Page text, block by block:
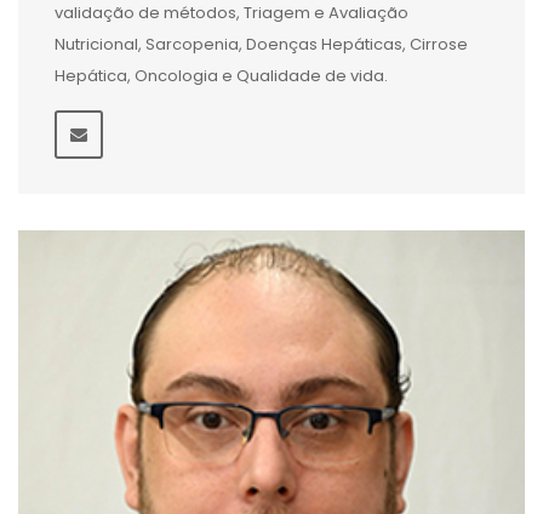
validação de métodos, Triagem e Avaliação
Nutricional, Sarcopenia, Doenças Hepáticas, Cirrose
Hepática, Oncologia e Qualidade de vida.